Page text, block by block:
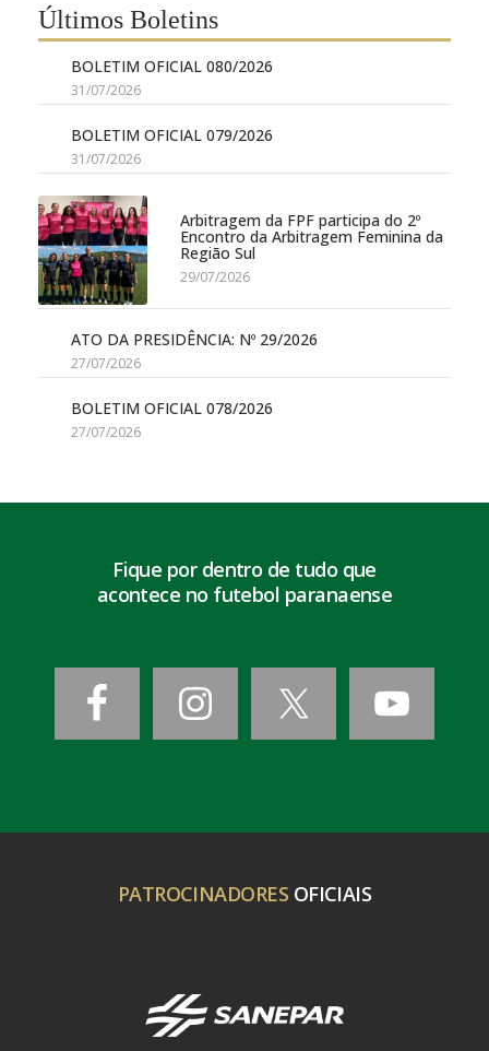
Últimos Boletins
BOLETIM OFICIAL 080/2026
31/07/2026
BOLETIM OFICIAL 079/2026
31/07/2026
Arbitragem da FPF participa do 2º
Encontro da Arbitragem Feminina da
Região Sul
29/07/2026
ATO DA PRESIDÊNCIA: Nº 29/2026
27/07/2026
BOLETIM OFICIAL 078/2026
27/07/2026
Fique por dentro de tudo que
acontece no futebol paranaense
PATROCINADORES OFICIAIS